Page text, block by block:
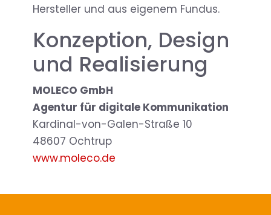
Hersteller und aus eigenem Fundus.
Konzeption, Design
und Realisierung
MOLECO GmbH
Agentur für digitale Kommunikation
Kardinal-von-Galen-Straße 10
48607 Ochtrup
www.moleco.de